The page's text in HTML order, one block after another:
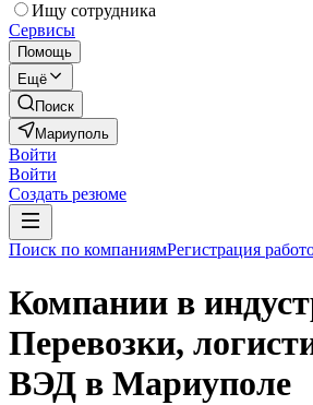
Ищу сотрудника
Сервисы
Помощь
Ещё
Поиск
Мариуполь
Войти
Войти
Создать резюме
Поиск по компаниямРегистрация
Компании в
Перевозки,
ВЭД в Мариуполе